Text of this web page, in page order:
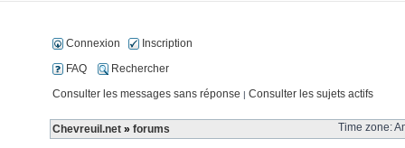
Connexion
Inscription
FAQ
Rechercher
Consulter les messages sans réponse | Consulter les sujets actifs
Chevreuil.net » forums Time zone: